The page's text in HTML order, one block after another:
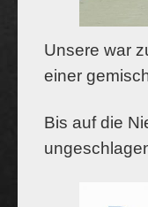
Unsere war
einer
Bis auf die